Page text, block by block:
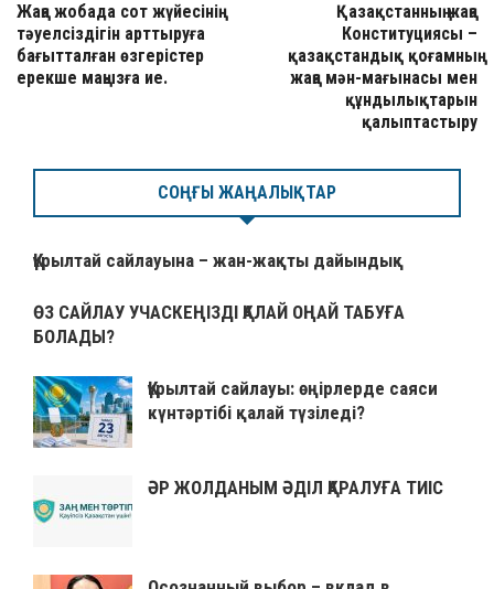
Жаңа жобада сот жүйесінің
тәуелсіздігін арттыруға
бағытталған өзгерістер
ерекше маңызға ие.
Қазақстанның жаңа
Конституциясы –
қазақстандық қоғамның
жаңа мән-мағынасы мен
құндылықтарын
қалыптастыру
СОҢҒЫ ЖАҢАЛЫҚТАР
Құрылтай сайлауына – жан-жақты дайындық
ӨЗ САЙЛАУ УЧАСКЕҢІЗДІ ҚАЛАЙ ОҢАЙ ТАБУҒА
БОЛАДЫ?
Құрылтай сайлауы: өңірлерде саяси
күнтәртібі қалай түзіледі?
ӘР ЖОЛДАНЫМ ӘДІЛ ҚАРАЛУҒА ТИІС